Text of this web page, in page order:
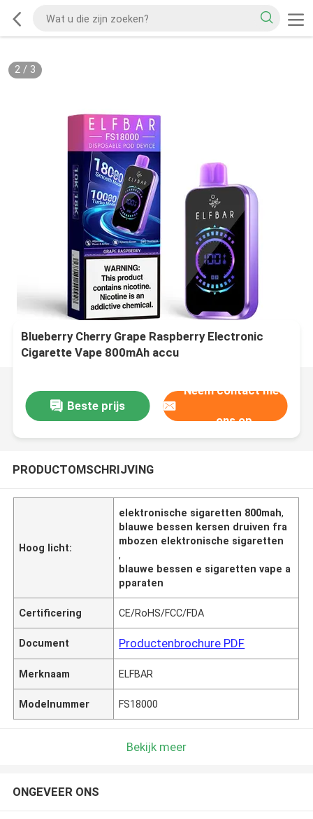
2/ 3
Blueberry Cherry Grape Raspberry Electronic
Cigarette Vape 800mAh accu
Beste prijs
Neem contact met
ons op
PRODUCTOMSCHRIJVING
Hoog licht:
elektronische sigaretten 800mah,
blauwe bessen kersen druiven fra
mbozen elektronische sigaretten
,
blauwe bessen e sigaretten vape a
pparaten
Certificering CE/RoHS/FCC/FDA
Document Productenbrochure PDF
Merknaam ELFBAR
Modelnummer FS18000
Bekijk meer
ONGEVEER ONS